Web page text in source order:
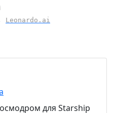
Leonardo.ai
для Starship